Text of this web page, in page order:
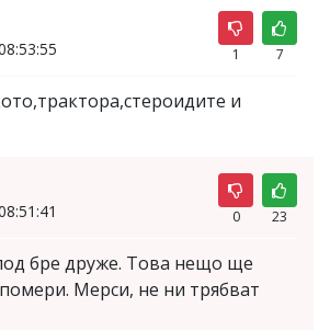
1 7
и
0 23
бре друже. Това нещо ще
Мерси, не ни трябват